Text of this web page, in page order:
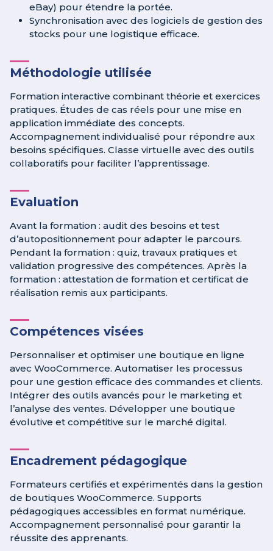
eBay) pour étendre la portée.
Synchronisation avec des logiciels de gestion des
stocks pour une logistique efficace.
Méthodologie utilisée
Formation interactive combinant théorie et exercices
pratiques. Études de cas réels pour une mise en
application immédiate des concepts.
Accompagnement individualisé pour répondre aux
besoins spécifiques. Classe virtuelle avec des outils
collaboratifs pour faciliter l’apprentissage.
Evaluation
Avant la formation : audit des besoins et test
d’autopositionnement pour adapter le parcours.
Pendant la formation : quiz, travaux pratiques et
validation progressive des compétences. Après la
formation : attestation de formation et certificat de
réalisation remis aux participants.
Compétences visées
Personnaliser et optimiser une boutique en ligne
avec WooCommerce. Automatiser les processus
pour une gestion efficace des commandes et clients.
Intégrer des outils avancés pour le marketing et
l’analyse des ventes. Développer une boutique
évolutive et compétitive sur le marché digital.
Encadrement pédagogique
Formateurs certifiés et expérimentés dans la gestion
de boutiques WooCommerce. Supports
pédagogiques accessibles en format numérique.
Accompagnement personnalisé pour garantir la
réussite des apprenants.